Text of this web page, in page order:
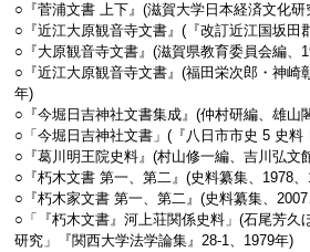
○『菅浦文書 上下』(滋賀大学日本経済文化研
○『近江大原観音寺文書』(『改訂近江国坂田
○『大原観音寺文書』(滋賀県教育委員会編、
○『近江大原観音寺文書』(福田栄次郎・神崎
年)
○『今堀日吉神社文書集成』(仲村研編、雄山
○「今堀日吉神社文書」(『八日市市史 5 史
○『葛川明王院史料』(村山修一編、吉川弘文
○『朽木文書 第一、第二』(史料纂集、1978、
○『朽木家文書 第一、第二』(史料纂集、
○「『朽木文書』河上荘関係史料」(石尾芳久
研究」『関西大学法学論集』28-1、1979年)